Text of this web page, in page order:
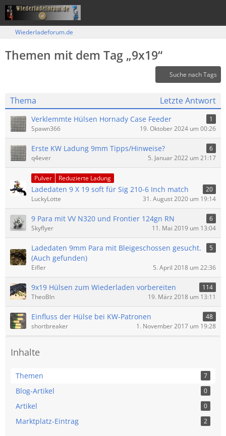
Wiederladeforum.de
Themen mit dem Tag „9x19“
Suche nach Tags
Thema Letzte Antwort
Verklemmte Hülsen Hornady Case Feeder
1
Spawn366
19. Oktober 2024 um 00:26
Erste KW Ladung 9mm Tipps/Hinweise?
6
q4ever
5. Januar 2022 um 21:17
Pulver Reduzierte Ladung
Ladedaten 9 X 19 soft für Sig 210-6 Inch match
20
LuckyLotte
31. August 2020 um 19:14
9 Para mit VV N320 und Frontier 124gn RN
6
Skyflyer
11. Mai 2019 um 13:04
Ladedaten 9mm Para mit Bleigeschossen gesucht.
(Auch gefunden)
5
Eifler 5. April 2018 um 22:36
9x19 Hülsen zum Wiederladen vorbereiten
114
TheoBln
19. März 2018 um 13:11
Einfluss der Hülse bei KW-Patronen
48
shortbreaker
1. November 2017 um 19:28
Inhalte
Themen 7
Blog-Artikel 0
Artikel 0
Marktplatz-Eintrag 2